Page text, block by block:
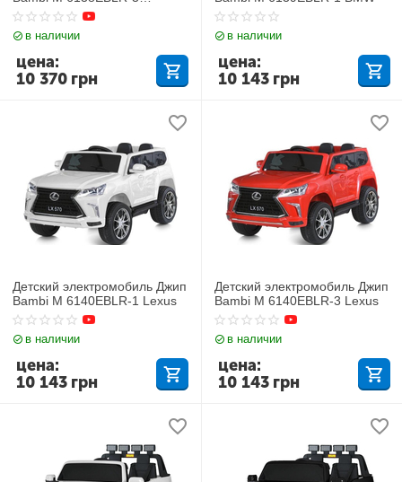
TOYOTA
в наличии
10 370 грн
цена:
в наличии
10 143 грн
цена:
Детский электромобиль Джип
Bambi M 6140EBLR-1 Lexus
в наличии
10 143 грн
цена:
Детский электромобиль Джип
Bambi M 6140EBLR-3 Lexus
в наличии
10 143 грн
цена: